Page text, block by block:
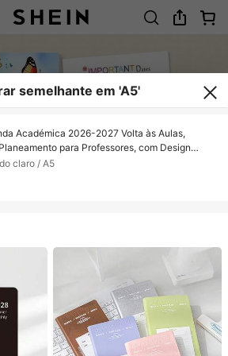
semelhante em 'A5'
Académica 2026-2027 Volta às Aulas,
para Professores, com Design
Italiano, com Flores e Borboletas em
Vivas, Fundo Azul-Verde Claro, Adequado
Escolar e de Escritório
claro / A5